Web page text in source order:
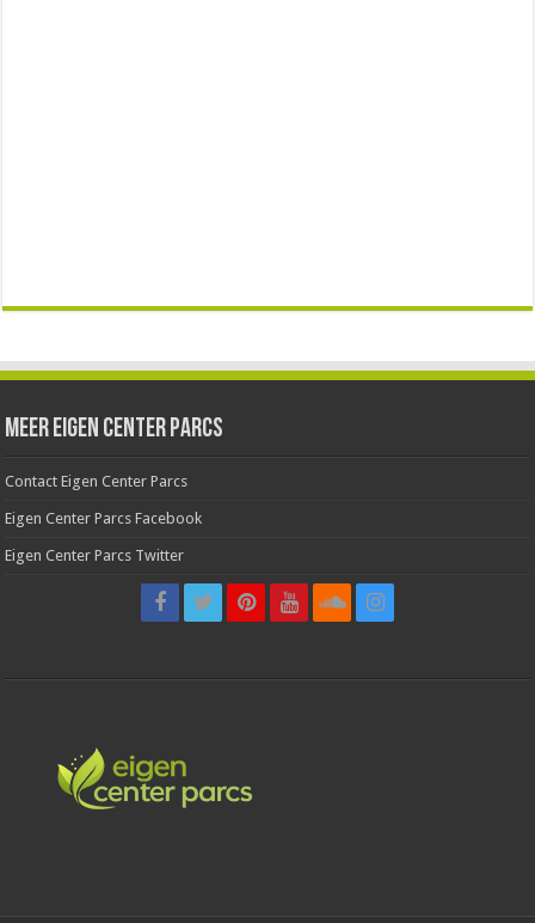
Meer Eigen Center Parcs
Contact Eigen Center Parcs
Eigen Center Parcs Facebook
Eigen Center Parcs Twitter